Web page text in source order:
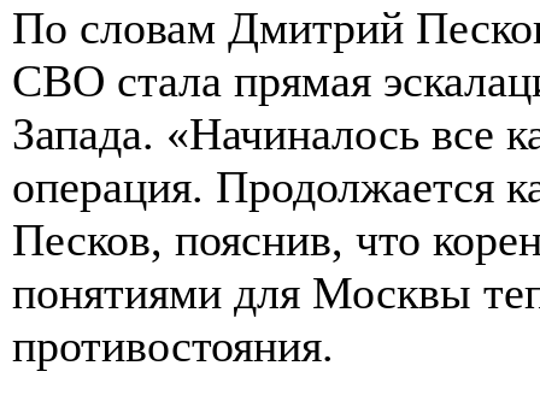
По словам Дмитрий
СВО стала прямая
Запада. «Начиналось все
операция. Продолжается
Песков, пояснив, что
понятиями для Москвы
противостояния.